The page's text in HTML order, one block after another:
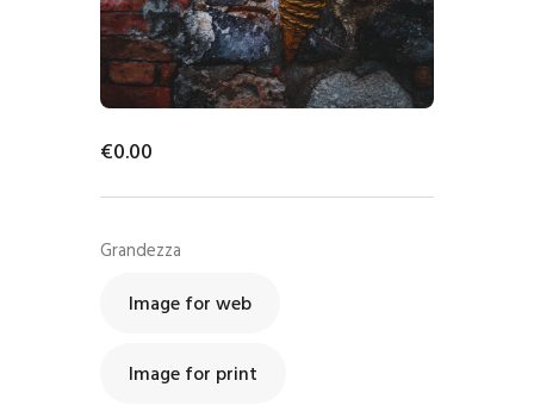
€0.00
Grandezza
Image for web
Image for print